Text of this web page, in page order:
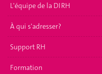
L'équipe de la DIRH
À qui s'adresser?
Support RH
Formation